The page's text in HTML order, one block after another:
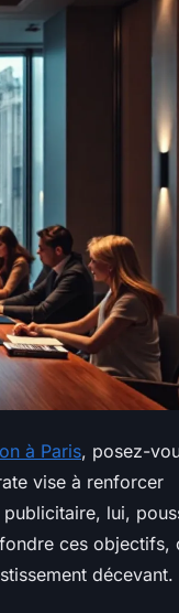
à Paris, posez-
vise à renforcer
lui,
ces objectifs,
décevant.